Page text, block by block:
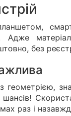
Адже
без
геометрією,
раз і